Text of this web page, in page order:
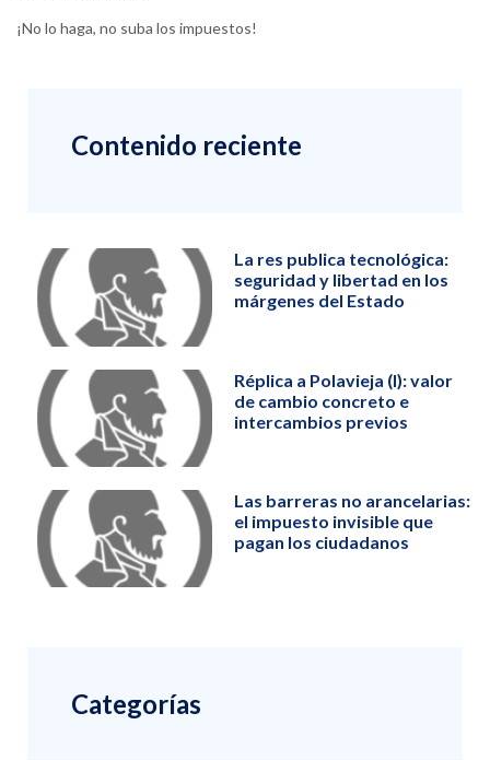
¡No lo haga, no suba los impuestos!
Contenido reciente
La res publica tecnológica:
seguridad y libertad en los
márgenes del Estado
Réplica a Polavieja (I): valor
de cambio concreto e
intercambios previos
Las barreras no arancelarias:
el impuesto invisible que
pagan los ciudadanos
Categorías